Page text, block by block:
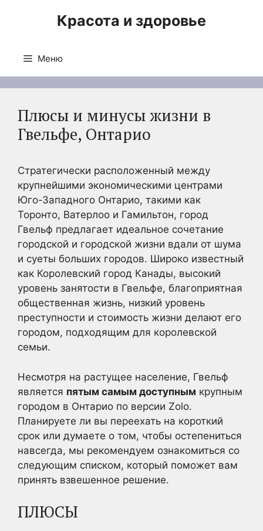
Красота и здоровье
Меню
Плюсы и минусы жизни в
Гвельфе, Онтарио
Стратегически расположенный между
крупнейшими экономическими центрами
Юго-Западного Онтарио, такими как
Торонто, Ватерлоо и Гамильтон, город
Гвельф предлагает идеальное сочетание
городской и городской жизни вдали от шума
и суеты больших городов. Широко известный
как Королевский город Канады, высокий
уровень занятости в Гвельфе, благоприятная
общественная жизнь, низкий уровень
преступности и стоимость жизни делают его
городом, подходящим для королевской
семьи.
Несмотря на растущее население, Гвельф
является пятым самым доступным крупным
городом в Онтарио по версии Zolo.
Планируете ли вы переехать на короткий
срок или думаете о том, чтобы остепениться
навсегда, мы рекомендуем ознакомиться со
следующим списком, который поможет вам
принять взвешенное решение.
ПЛЮСЫ